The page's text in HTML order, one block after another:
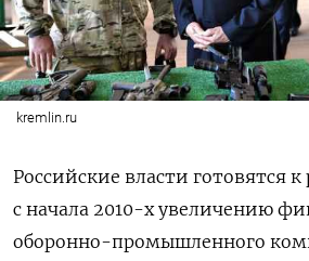
kremlin.ru
Российские власти готовятся
с начала 2010-х увеличению
оборонно-промышленного